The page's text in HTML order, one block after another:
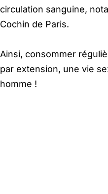
circulation sanguine,
Cochin de Paris.
Ainsi, consommer
par extension, une vie
homme !